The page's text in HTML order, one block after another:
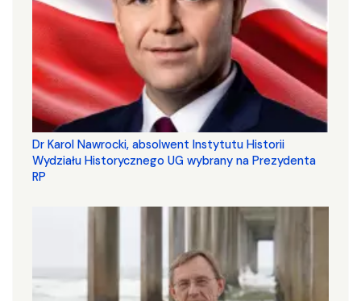
Dr Karol Nawrocki, absolwent Instytutu Historii
Wydziału Historycznego UG wybrany na Prezydenta
RP